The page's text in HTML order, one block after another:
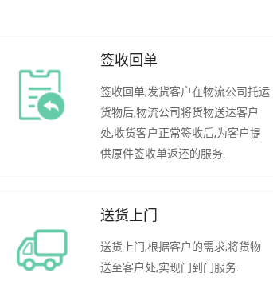
签收回单
签收回单,发货客户在物流公司托运
货物后,物流公司将货物送达客户
处,收货客户正常签收后,为客户提
供原件签收单返还的服务.
送货上门
送货上门,根据客户的需求,将货物
送至客户处,实现门到门服务.